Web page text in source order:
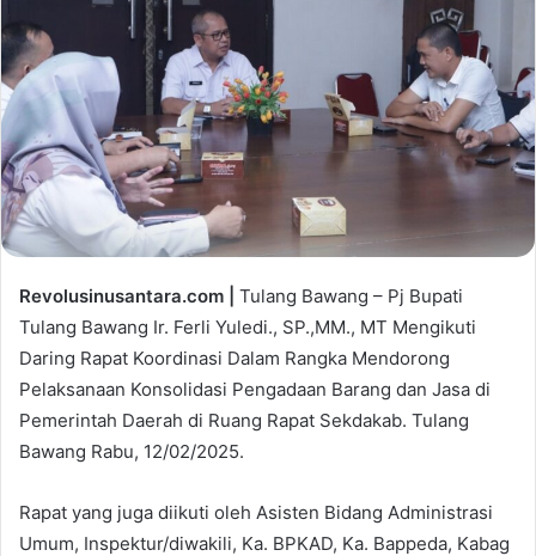
Revolusinusantara.com | Tulang Bawang – Pj Bupati
Tulang Bawang Ir. Ferli Yuledi., SP.,MM., MT Mengikuti
Daring Rapat Koordinasi Dalam Rangka Mendorong
Pelaksanaan Konsolidasi Pengadaan Barang dan Jasa di
Pemerintah Daerah di Ruang Rapat Sekdakab. Tulang
Bawang Rabu, 12/02/2025.
Rapat yang juga diikuti oleh Asisten Bidang Administrasi
Umum, Inspektur/diwakili, Ka. BPKAD, Ka. Bappeda, Kabag